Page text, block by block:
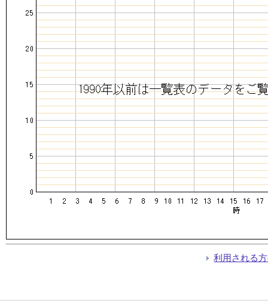
利用される